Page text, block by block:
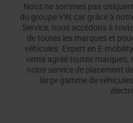
Nous ne sommes pas
du groupe VW, car grâce à
Service, nous accédons à
de toutes les marques et
véhicules. Expert en E-
vente agréé toutes marques,
notre service de placement
large gamme de